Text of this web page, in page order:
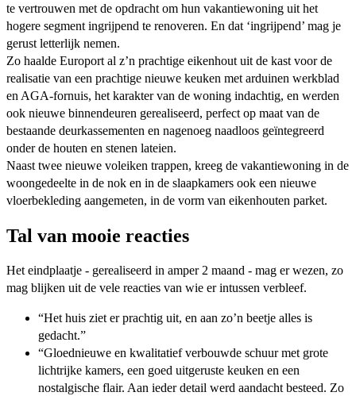
te vertrouwen met de opdracht om hun vakantiewoning uit het
hogere segment ingrijpend te renoveren. En dat ‘ingrijpend’ mag je
gerust letterlijk nemen.
Zo haalde Europort al z’n prachtige eikenhout uit de kast voor de
realisatie van een prachtige nieuwe keuken met arduinen werkblad
en AGA-fornuis, het karakter van de woning indachtig, en werden
ook nieuwe binnendeuren gerealiseerd, perfect op maat van de
bestaande deurkassementen en nagenoeg naadloos geïntegreerd
onder de houten en stenen lateien.
Naast twee nieuwe voleiken trappen, kreeg de vakantiewoning in de
woongedeelte in de nok en in de slaapkamers ook een nieuwe
vloerbekleding aangemeten, in de vorm van eikenhouten parket.
Tal van mooie reacties
Het eindplaatje - gerealiseerd in amper 2 maand - mag er wezen, zo
mag blijken uit de vele reacties van wie er intussen verbleef.
“Het huis ziet er prachtig uit, en aan zo’n beetje alles is
gedacht.”
“Gloednieuwe en kwalitatief verbouwde schuur met grote
lichtrijke kamers, een goed uitgeruste keuken en een
nostalgische flair. Aan ieder detail werd aandacht besteed. Zo